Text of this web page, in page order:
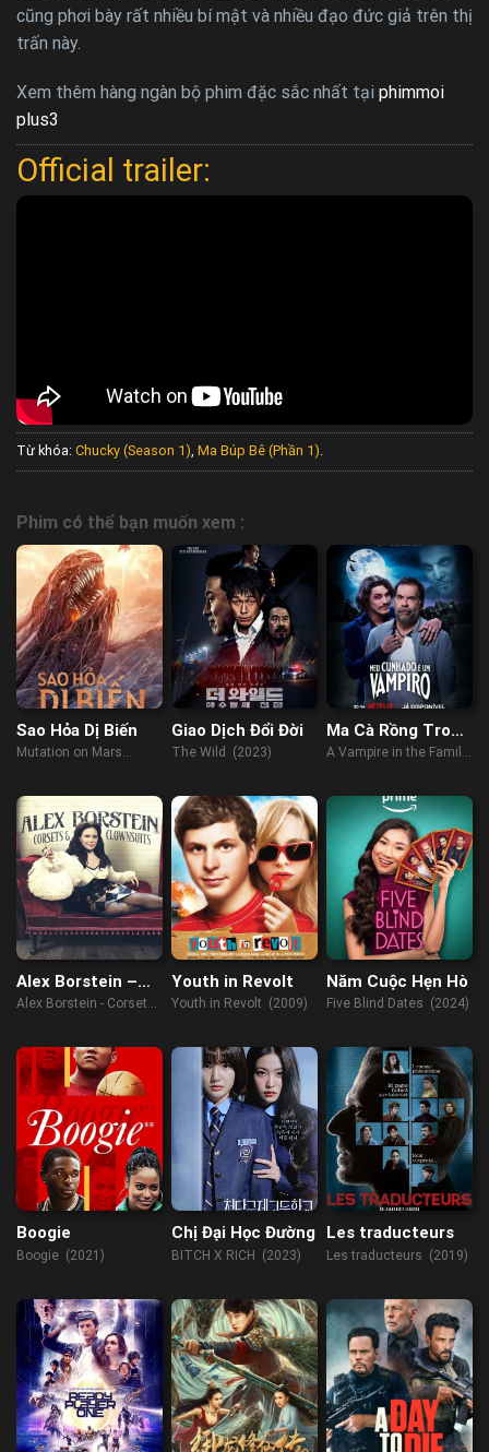
cũng phơi bày rất nhiều bí mật và nhiều đạo đức giả trên thị
trấn này.
Xem thêm hàng ngàn bộ phim đặc sắc nhất tại phimmoi
plus3
Official trailer:
Từ khóa: Chucky (Season 1), Ma Búp Bê (Phần 1).
Phim có thể bạn muốn xem :
Sao Hỏa Dị Biến
Mutation on Mars
Giao Dịch Đổi Đời
The Wild (2023)
Ma Cà Rồng Trong
Gia Đình Ta
A Vampire in the Family
Alex Borstein –
Corsets & Clown
Alex Borstein - Corsets
Youth in Revolt
Youth in Revolt (2009)
Năm Cuộc Hẹn Hò
Five Blind Dates (2024)
Boogie
Boogie (2021)
Chị Đại Học Đường
BITCH X RICH (2023)
Les traducteurs
Les traducteurs (2019)